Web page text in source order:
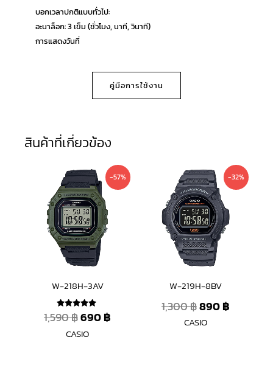
บอกเวลาปกติแบบทั่วไป:
อะนาล็อก: 3 เข็ม (ชั่วโมง, นาที, วินาที)
การแสดงวันที่
คู่มือการใช้งาน
สินค้าที่เกี่ยวข้อง
-57%
W-218H-3AV
ให้คะแนน
5.00
คะแนน
1,590฿
Original
price
was:
1,590 ฿.
690฿
Current
price
CASIO
-32%
W-219H-8BV
1,300฿
Original
price
was:
1,300 ฿.
890฿
Current
price
CASIO